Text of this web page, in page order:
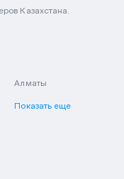
Казахстана.
Алматы
Показать еще